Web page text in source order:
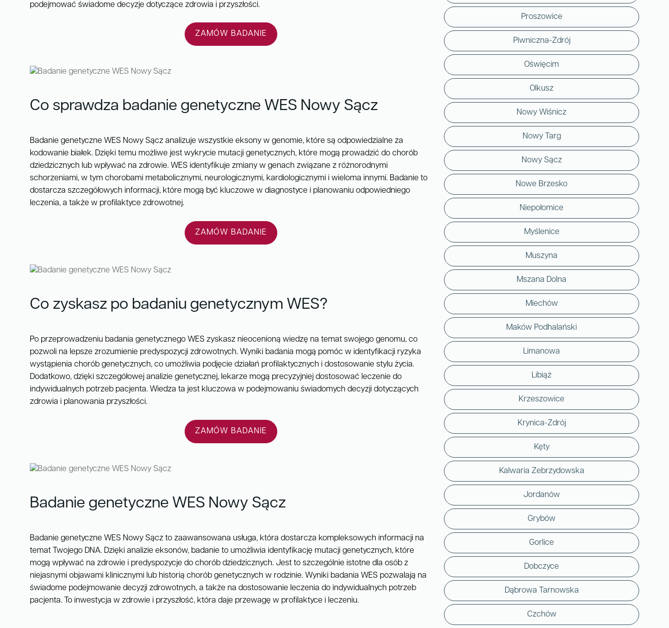
podejmować świadome decyzje dotyczące zdrowia i przyszłości.
ZAMÓW BADANIE
Co sprawdza badanie genetyczne WES Nowy Sącz
Badanie genetyczne WES Nowy Sącz analizuje wszystkie eksony w genomie, które są odpowiedzialne za
kodowanie białek. Dzięki temu możliwe jest wykrycie mutacji genetycznych, które mogą prowadzić do chorób
dziedzicznych lub wpływać na zdrowie. WES identyfikuje zmiany w genach związane z różnorodnymi
schorzeniami, w tym chorobami metabolicznymi, neurologicznymi, kardiologicznymi i wieloma innymi. Badanie to
dostarcza szczegółowych informacji, które mogą być kluczowe w diagnostyce i planowaniu odpowiedniego
leczenia, a także w profilaktyce zdrowotnej.
ZAMÓW BADANIE
Co zyskasz po badaniu genetycznym WES?
Po przeprowadzeniu badania genetycznego WES zyskasz nieocenioną wiedzę na temat swojego genomu, co
pozwoli na lepsze zrozumienie predyspozycji zdrowotnych. Wyniki badania mogą pomóc w identyfikacji ryzyka
wystąpienia chorób genetycznych, co umożliwia podjęcie działań profilaktycznych i dostosowanie stylu życia.
Dodatkowo, dzięki szczegółowej analizie genetycznej, lekarze mogą precyzyjniej dostosować leczenie do
indywidualnych potrzeb pacjenta. Wiedza ta jest kluczowa w podejmowaniu świadomych decyzji dotyczących
zdrowia i planowania przyszłości.
ZAMÓW BADANIE
Badanie genetyczne WES Nowy Sącz
Badanie genetyczne WES Nowy Sącz to zaawansowana usługa, która dostarcza kompleksowych informacji na
temat Twojego DNA. Dzięki analizie eksonów, badanie to umożliwia identyfikację mutacji genetycznych, które
mogą wpływać na zdrowie i predyspozycje do chorób dziedzicznych. Jest to szczególnie istotne dla osób z
niejasnymi objawami klinicznymi lub historią chorób genetycznych w rodzinie. Wyniki badania WES pozwalają na
świadome podejmowanie decyzji zdrowotnych, a także na dostosowanie leczenia do indywidualnych potrzeb
pacjenta. To inwestycja w zdrowie i przyszłość, która daje przewagę w profilaktyce i leczeniu.
Proszowice
Piwniczna-Zdrój
Oświęcim
Olkusz
Nowy Wiśnicz
Nowy Targ
Nowy Sącz
Nowe Brzesko
Niepołomice
Myślenice
Muszyna
Mszana Dolna
Miechów
Maków Podhalański
Limanowa
Libiąż
Krzeszowice
Krynica-Zdrój
Kęty
Kalwaria Zebrzydowska
Jordanów
Grybów
Gorlice
Dobczyce
Dąbrowa Tarnowska
Czchów